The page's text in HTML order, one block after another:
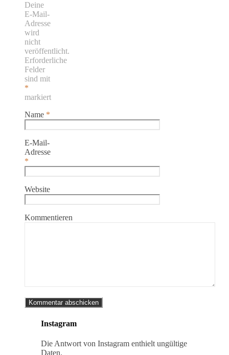
Deine
E-Mail-
Adresse
wird
nicht
veröffentlicht.
Erforderliche
Felder
sind mit
*
markiert
Name *
E-Mail-
Adresse
*
Website
Kommentieren
Instagram
Die Antwort von Instagram enthielt ungültige
Daten.